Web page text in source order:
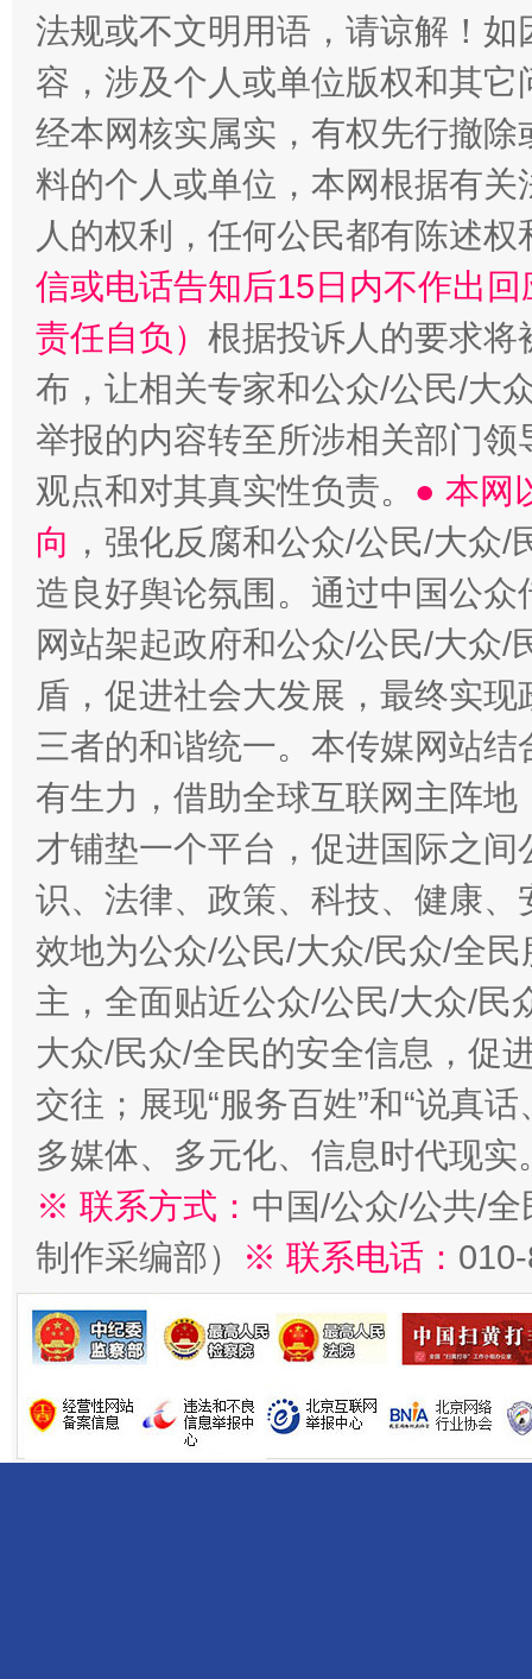
法规或不文明用语，请谅解！
容，涉及个人或单位版权和其它
经本网核实属实，有权先行撤
料的个人或单位，本网根据有
人的权利，任何公民都有陈述
信或电话告知后15日内不作出
责任自负） 根据投诉人的要求将
布，让相关专家和公众/公民/大
举报的内容转至所涉相关部门
观点和对其真实性负责。 ● 本网
向 ，强化反腐和公众/公民/大众
造良好舆论氛围。通过中国公
网站架起政府和公众/公民/大众
盾，促进社会大发展，最终实
三者的和谐统一。本传媒网站
有生力，借助全球互联网主阵
才铺垫一个平台，促进国际之
识、法律、政策、科技、健康
效地为公众/公民/大众/民众/全
主，全面贴近公众/公民/大众/民
大众/民众/全民的安全信息，促
交往；展现“服务百姓”和“说真
多媒体、多元化、信息时代现实
※ 联系方式： 中国/公众/公共/
制作采编部）
※ 联系电话：